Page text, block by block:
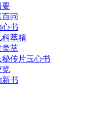
要
问
心书
科萃精
类萃
传片玉心书
览
新书